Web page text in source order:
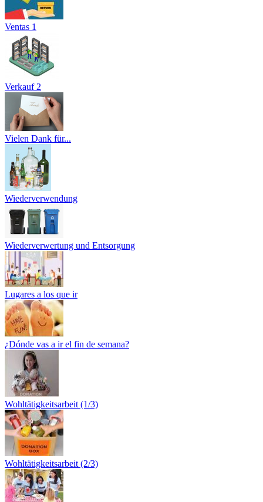
Ventas 1
Verkauf 2
Vielen Dank für...
Wiederverwendung
Wiederverwertung und Entsorgung
Lugares a los que ir
¿Dónde vas a ir el fin de semana?
Wohltätigkeitsarbeit (1/3)
Wohltätigkeitsarbeit (2/3)